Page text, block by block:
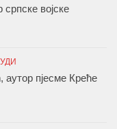
војске
пјесме Креће